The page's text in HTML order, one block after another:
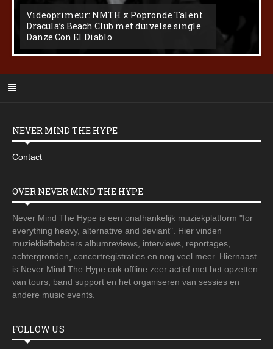
Videoprimeur: NMTH x Popronde Talent
Dracula’s Beach Club met duivelse single
Danze Con El Diablo
NEVER MIND THE HYPE
Contact
OVER NEVER MIND THE HYPE
Never Mind The Hype is een onafhankelijk muziekplatform "for
everything heavy, alternative and deviant". Hier vinden
muziekliefhebbers albumreviews, interviews, reportages,
achtergronden, concertregistraties en nog veel meer. Hiernaast
is Never Mind The Hype ook offline zeer actief met het opzetten
van tours, band support en het organiseren van sessies en
andere music events.
FOLLOW US